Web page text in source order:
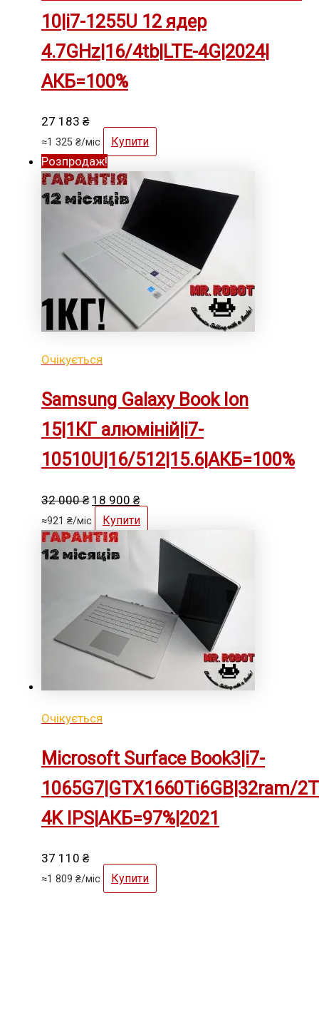
10|i7-1255U 12 ядер
4.7GHz|16/4tb|LTE-4G|2024|
АКБ=100%
27 183 ₴
≈1 325 ₴/міс Купити
Розпродаж!
Очікується
Samsung Galaxy Book Ion
15|1КГ алюміній|i7-
10510U|16/512|15.6|АКБ=100%
32 000₴ Оригінальна
ціна:
32
000 ₴.
18 900 ₴Поточна
ціна:
900 ₴.
≈921 ₴/міс Купити
Очікується
Microsoft Surface Book3|i7-
1065G7|GTX1660Ti6GB|32ram/
4K IPS|АКБ=97%|2021
37 110 ₴
≈1 809 ₴/міс Купити